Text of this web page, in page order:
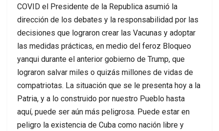
COVID el Presidente de la Republica asumió la
dirección de los debates y la responsabilidad por las
decisiones que lograron crear las Vacunas y adoptar
las medidas prácticas, en medio del feroz Bloqueo
yanqui durante el anterior gobierno de Trump, que
lograron salvar miles o quizás millones de vidas de
compatriotas. La situación que se le presenta hoy a la
Patria, y a lo construido por nuestro Pueblo hasta
aquí, puede ser aún más peligrosa. Puede estar en
peligro la existencia de Cuba como nación libre y